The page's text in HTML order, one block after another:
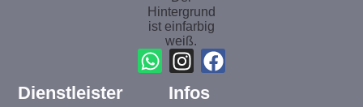
Dienstleister Infos